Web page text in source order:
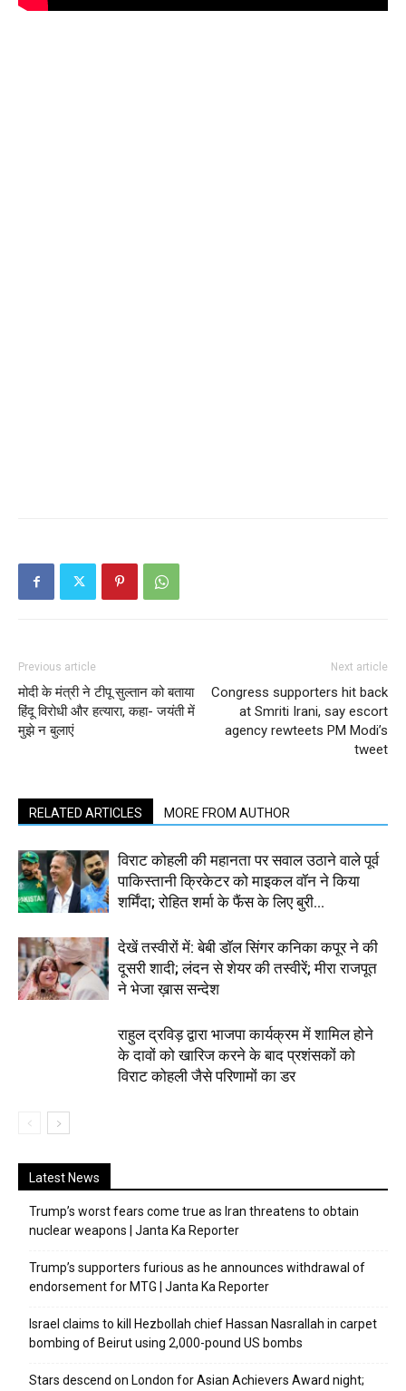
Previous article
मोदी के मंत्री ने टीपू सुल्तान को बताया
हिंदू विरोधी और हत्यारा, कहा- जयंती में
मुझे न बुलाएं
Next article
Congress supporters hit back
at Smriti Irani, say escort
agency rewteets PM Modi’s
tweet
RELATED ARTICLES MORE FROM AUTHOR
विराट कोहली की महानता पर सवाल उठाने वाले पूर्व
पाकिस्तानी क्रिकेटर को माइकल वॉन ने किया
शर्मिंदा; रोहित शर्मा के फैंस के लिए बुरी...
देखें तस्वीरों में: बेबी डॉल सिंगर कनिका कपूर ने की
दूसरी शादी; लंदन से शेयर की तस्वीरें; मीरा राजपूत
ने भेजा ख़ास सन्देश
राहुल द्रविड़ द्वारा भाजपा कार्यक्रम में शामिल होने
के दावों को खारिज करने के बाद प्रशंसकों को
विराट कोहली जैसे परिणामों का डर
Latest News
Trump’s worst fears come true as Iran threatens to obtain
nuclear weapons | Janta Ka Reporter
Trump’s supporters furious as he announces withdrawal of
endorsement for MTG | Janta Ka Reporter
Israel claims to kill Hezbollah chief Hassan Nasrallah in carpet
bombing of Beirut using 2,000-pound US bombs
Stars descend on London for Asian Achievers Award night;